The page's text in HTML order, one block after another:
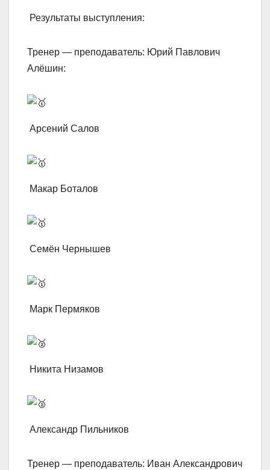
Результаты выступления:
Тренер — преподаватель: Юрий Павлович
Алёшин:
Арсений Салов
Макар Боталов
Семён Чернышев
Марк Пермяков
Никита Низамов
Александр Пильников
Тренер — преподаватель: Иван Александрович